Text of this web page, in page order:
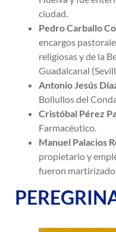
ciudad.
Pedro Carballo
encargos
religiosas y de la
Guadalcanal
Antonio Jesús
Bollullos del
Cristóbal Pérez
Farmacéutico.
Manuel Palacios
propietario y
fueron